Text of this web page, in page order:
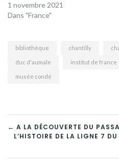
1 novembre 2021
Dans "France"
bibliothèque chantilly
duc d'aumale institut de france
musée condé
NAVIGATION
DE
← A LA DÉCOUVERTE DU
L’HISTOIRE DE LA LIGNE 7